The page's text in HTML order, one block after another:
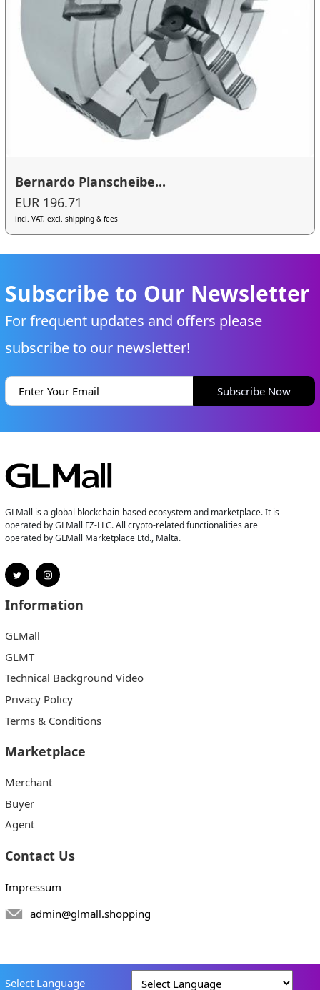
Bernardo Planscheibe...
EUR 196.71
incl. VAT, excl. shipping & fees
Subscribe to Our Newsletter
For frequent updates and offers please
subscribe to our newsletter!
Subscribe Now
GLMall is a global blockchain-based ecosystem and marketplace. It is
operated by GLMall FZ-LLC. All crypto-related functionalities are
operated by GLMall Marketplace Ltd., Malta.
Information
GLMall
GLMT
Technical Background Video
Privacy Policy
Terms & Conditions
Marketplace
Merchant
Buyer
Agent
Contact Us
Impressum
admin@glmall.shopping
Select Language